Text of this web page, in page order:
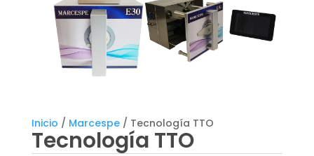
Inicio / Marcespe/ Tecnología TTO
Tecnología TTO